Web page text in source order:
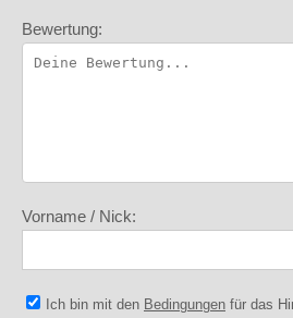
Bewertung:
Vorname / Nick:
Ich bin mit den Bedingungen für das